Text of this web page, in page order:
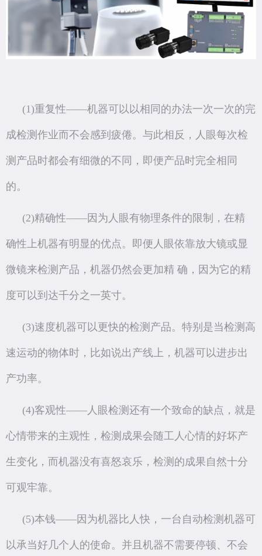
(1)重复性——机器可以以相同的办法一次一次的完
成检测作业而不会感到疲倦。与此相反，人眼每次检
测产品时都会有细微的不同，即便产品时完全相同
的。
(2)精确性——因为人眼有物理条件的限制，在精
确性上机器有明显的优点。即便人眼依靠放大镜或显
微镜来检测产品，机器仍然会更加精 确，因为它的精
度可以到达千分之一英寸。
(3)速度机器可以更快的检测产品。特别是当检测高
速运动的物体时，比如说出产线上，机器可以进步出
产功率。
(4)客观性——人眼检测还有一个致命的缺点，就是
心情带来的主观性，检测成果会随工人心情的好坏产
生变化，而机器没有喜怒哀乐，检测的成果自然十分
可观牢靠。
(5)本钱——因为机器比人快，一台自动检测机器可
以承当好几个人的使命。并且机器不需要停顿、不会